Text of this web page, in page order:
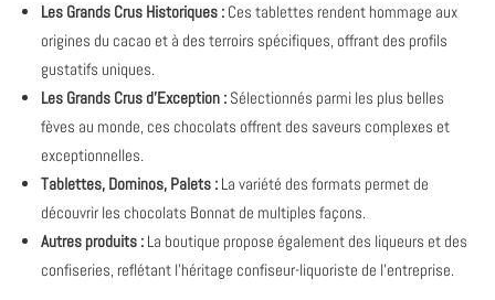
Les Grands Crus Historiques : Ces tablettes rendent hommage aux
origines du cacao et à des terroirs spécifiques, offrant des profils
gustatifs uniques.
Les Grands Crus d'Exception : Sélectionnés parmi les plus belles
fèves au monde, ces chocolats offrent des saveurs complexes et
exceptionnelles.
Tablettes, Dominos, Palets : La variété des formats permet de
découvrir les chocolats Bonnat de multiples façons.
Autres produits : La boutique propose également des liqueurs et des
confiseries, reflétant l'héritage confiseur-liquoriste de l'entreprise.